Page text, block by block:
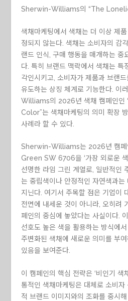
Sherwin-Williams의 “The
색채마케팅에서 색채는 더 이상 제
정되지 않는다. 색채는 소비자의 감
랜드 인식, 구매 행동을 매개하는 중
다. 특히 브랜드 맥락에서 색채는 특
각인시키고, 소비자가 제품과 브랜
유도하는 상징 체계로 기능한다. 이
Williams의 2026년 색채 캠페인
Color”는 색채마케팅의 의미 확장
사례라 할 수 있다.
Sherwin-Williams는 2026년 캠
Green SW 6706을 ‘가장 외로운
선명한 라임 그린 계열로, 일반적인
는 중립색이나 안정적인 자연색과는
지닌다. 여기서 주목할 점은 기업이
전면에 내세운 것이 아니라, 오히려
페인의 중심에 놓았다는 사실이다.
선호도 높은 색을 활용하는 방식에
주변화된 색채에 새로운 의미를 부
있음을 보여준다.
이 캠페인의 핵심 전략은 ‘비인기 색
통적인 색채마케팅은 대체로 소비자
적 브랜드 이미지와의 조화를 중시